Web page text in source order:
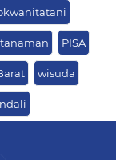
tanaman PISA
wisuda